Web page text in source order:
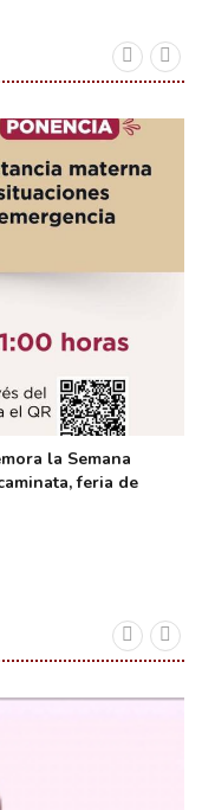
la Semana
feria de